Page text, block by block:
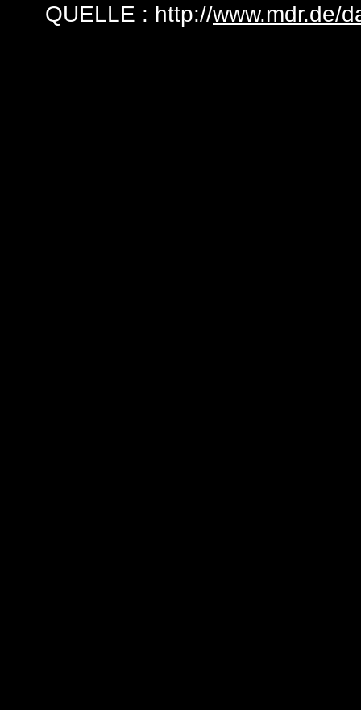
QUELLE : http://www.mdr.de/